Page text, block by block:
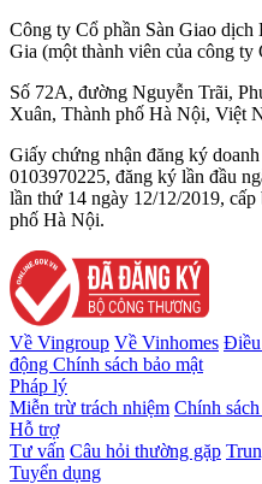
Công ty Cổ phần Sàn Giao dịch
Gia (một thành viên của công ty
Số 72A, đường Nguyễn Trãi,
Xuân, Thành phố Hà Nội, Việt
Giấy chứng nhận đăng ký
0103970225, đăng ký lần đầu
lần thứ 14 ngày 12/12/2019,
phố Hà Nội.
Về Vingroup Về Vinhomes Điều
động Chính sách bảo mật
Pháp lý
Miễn trừ trách nhiệm Chính
Hỗ trợ
Tư vấn Câu hỏi thường gặp
Tuyển dụng